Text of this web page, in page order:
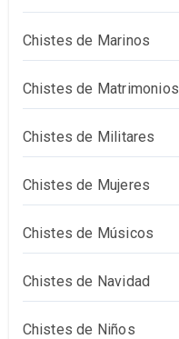
Chistes de Marinos
Chistes de Matrimonios
Chistes de Militares
Chistes de Mujeres
Chistes de Músicos
Chistes de Navidad
Chistes de Niños